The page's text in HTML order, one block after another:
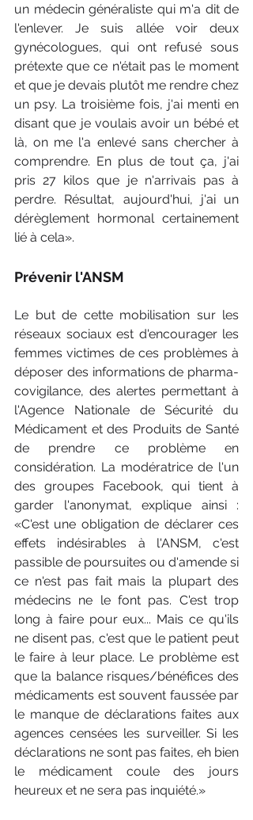
un médecin généraliste qui m'a dit de
l'enlever. Je suis allée voir deux
gynécologues, qui ont refusé sous
prétexte que ce n'était pas le moment
et que je devais plutôt me rendre chez
un psy. La troisième fois, j'ai menti en
disant que je voulais avoir un bébé et
là, on me l'a enlevé sans chercher à
comprendre. En plus de tout ça, j'ai
pris 27 kilos que je n'arrivais pas à
perdre. Résultat, aujourd'hui, j'ai un
dérèglement hormonal certainement
lié à cela».
Prévenir l'ANSM
Le but de cette mobilisation sur les
réseaux sociaux est d'encourager les
femmes victimes de ces problèmes à
déposer des informations de pharma-
covigilance, des alertes permettant à
l'Agence Nationale de Sécurité du
Médicament et des Produits de Santé
de prendre ce problème en
considération. La modératrice de l'un
des groupes Facebook, qui tient à
garder l'anonymat, explique ainsi :
«C'est une obligation de déclarer ces
effets indésirables à l'ANSM, c'est
passible de poursuites ou d'amende si
ce n'est pas fait mais la plupart des
médecins ne le font pas. C'est trop
long à faire pour eux... Mais ce qu'ils
ne disent pas, c'est que le patient peut
le faire à leur place. Le problème est
que la balance risques/bénéfices des
médicaments est souvent faussée par
le manque de déclarations faites aux
agences censées les surveiller. Si les
déclarations ne sont pas faites, eh bien
le médicament coule des jours
heureux et ne sera pas inquiété.»